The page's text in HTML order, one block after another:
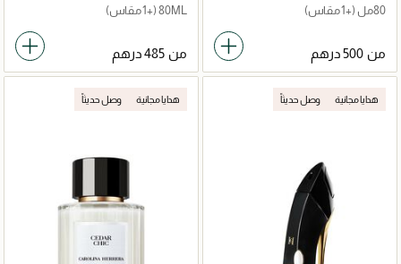
80مل (+1 مقاس)
من
80ML (+1 مقاس)
من
هدايا مجانية وصل حديثاً هدايا مجانية وصل حديثاً